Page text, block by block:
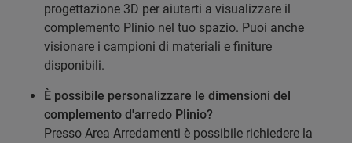
progettazione 3D per aiutarti a visualizzare il
complemento Plinio nel tuo spazio. Puoi anche
visionare i campioni di materiali e finiture
disponibili.
È possibile personalizzare le dimensioni del
complemento d'arredo Plinio?
Presso Area Arredamenti è possibile richiedere la